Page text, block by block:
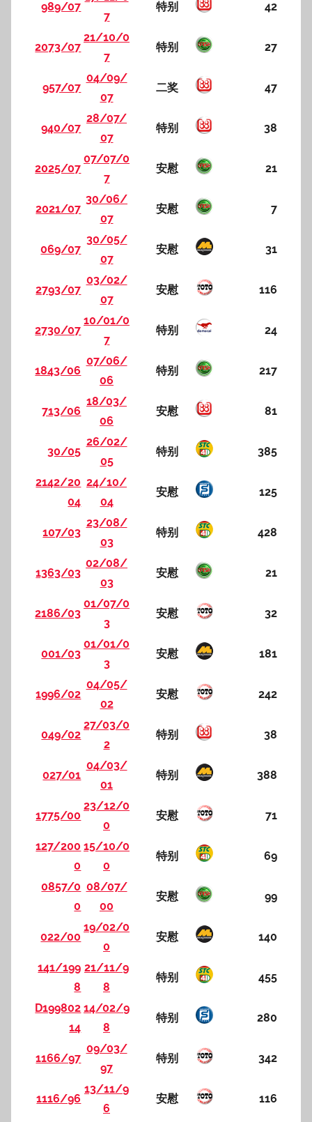
989/07
7
特别 42
2073/07
21/10/0
7
特别 27
957/07
04/09/
07
二奖 47
940/07
28/07/
07
特别 38
2025/07
07/07/0
7
安慰 21
2021/07
30/06/
07
安慰 7
069/07
30/05/
07
安慰 31
2793/07
03/02/
07
安慰 116
2730/07
10/01/0
7
特别 24
1843/06
07/06/
06
特别 217
713/06
18/03/
06
安慰 81
30/05
26/02/
05
特别 385
2142/20
04
24/10/
04
安慰 125
107/03
23/08/
03
特别 428
1363/03
02/08/
03
安慰 21
2186/03
01/07/0
3
安慰 32
001/03
01/01/0
3
安慰 181
1996/02
04/05/
02
安慰 242
049/02
27/03/0
2
特别 38
027/01
04/03/
01
特别 388
1775/00
23/12/0
0
安慰 71
127/200
0
15/10/0
0
特别 69
0857/0
0
08/07/
00
安慰 99
022/00
19/02/0
0
安慰 140
141/199
8
21/11/9
8
特别 455
D199802
14
14/02/9
8
特别 280
1166/97
09/03/
97
特别 342
1116/96
13/11/9
6
安慰 116